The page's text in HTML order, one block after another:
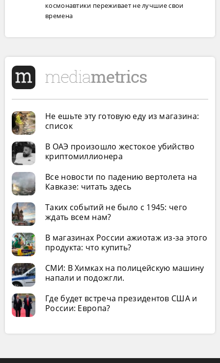
космонавтики переживает не лучшие свои
времена
Не ешьте эту готовую еду из магазина:
список
В ОАЭ произошло жестокое убийство
криптомиллионера
Все новости по падению вертолета на
Кавказе: читать здесь
Таких событий не было с 1945: чего
ждать всем нам?
В магазинах России ажиотаж из-за этого
продукта: что купить?
СМИ: В Химках на полицейскую машину
напали и подожгли.
Где будет встреча президентов США и
России: Европа?